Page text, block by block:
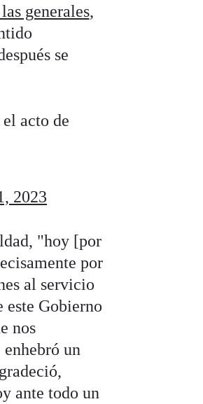
generales,
se
acto de
2023
"hoy [por
por
al servicio
este Gobierno
nos
un
ante todo un